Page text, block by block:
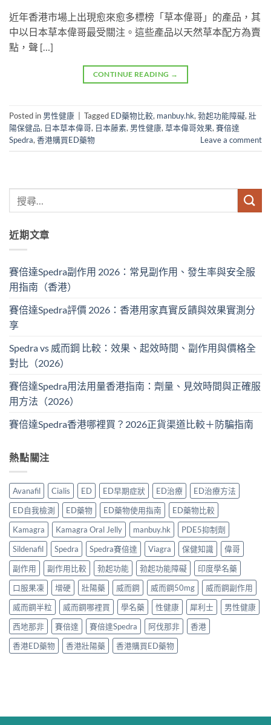
近年香港市場上出現愈來愈多標榜「草本偉哥」的產品，其
中以日本草本偉哥最受關注。這些產品以天然草本配方為賣
點，聲 […]
CONTINUE READING →
Posted in 男性健康 Tagged ED藥物比較, manbuy.hk,勃起功能障礙,壯
陽保健品, 日本草本偉哥, 日本藤素, 男性健康,草本偉哥效果,賽倍達
Spedra,香港購買ED藥物 Leave a comment
近期文章
賽倍達Spedra副作用 2026：常見副作用、發生率與安全服
用指南（香港）
賽倍達Spedra評價 2026：香港用家真實反饋與效果實測分
享
Spedra vs 威而鋼 比較：效果、起效時間、副作用與價格全
對比（2026）
賽倍達Spedra用法用量香港指南：劑量、見效時間與正確服
用方法（2026）
賽倍達Spedra香港哪裡買？2026正貨渠道比較＋防騙指南
熱點關注
Avanafil Cialis ED ED早期症狀 ED治療
ED治療方法
ED自我檢測
ED藥物 ED藥物使用指南
ED藥物比較
Kamagra
Kamagra Oral Jelly manbuy.hk
PDE5抑制劑
Sildenafil
Spedra Spedra賽倍達 Viagra 保健知識
偉哥
副作用
副作用比較 勃起功能 勃起功能障礙
印度學名藥
口服果凍
增硬 壯陽藥 威而鋼 威而鋼50mg
威而鋼副作用
威而鋼半粒
威而鋼哪裡買 學名藥 性健康 犀利士
男性健康
西地那非
賽倍達 賽倍達Spedra 阿伐那非
香港
香港ED藥物
香港壯陽藥 香港購買ED藥物